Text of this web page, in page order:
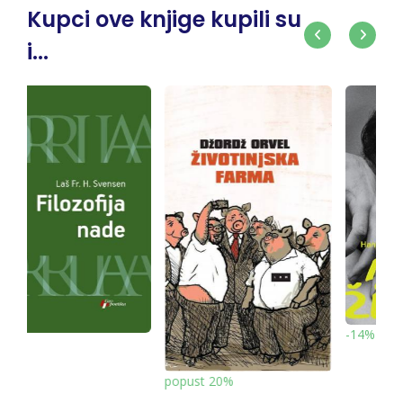
Kupci ove knjige kupili su
i...
-14% Makart gift